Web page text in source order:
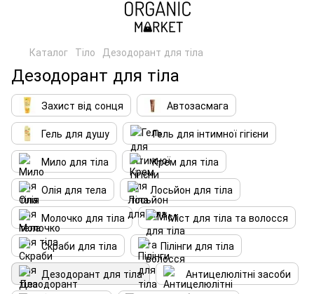
Каталог Тіло Дезодорант для тіла
Дезодорант для тіла
Захист від сонця
Автозасмага
Гель для душу
Гель для інтимної гігієни
Мило для тіла
Крем для тіла
Олія для тела
Лосьйон для тіла
Молочко для тіла
Міст для тіла та волосся
Скраби для тіла
Пілінги для тіла
Дезодорант для тіла
Антицелюлітні засоби